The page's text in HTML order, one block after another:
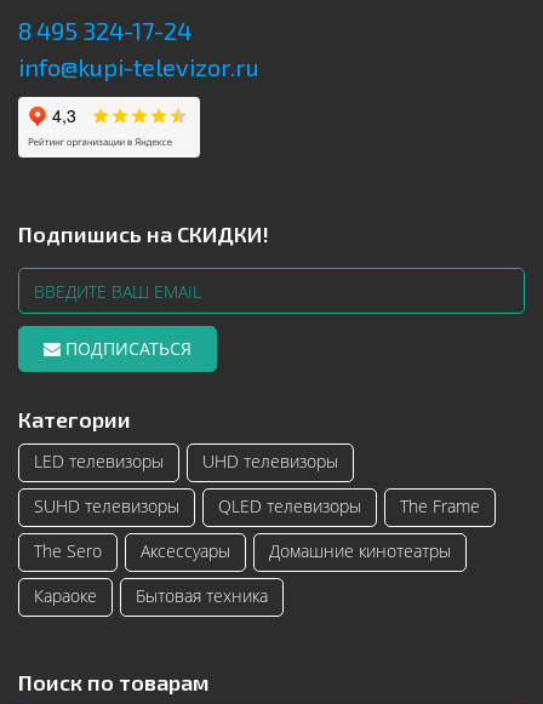
8 495 324-17-24
info@kupi-televizor.ru
Подпишись на СКИДКИ!
ПОДПИСАТЬСЯ
Категории
LED телевизоры
UHD телевизоры
SUHD телевизоры
QLED телевизоры
The Frame
The Sero
Аксессуары
Домашние кинотеатры
Караоке
Бытовая техника
Поиск по товарам